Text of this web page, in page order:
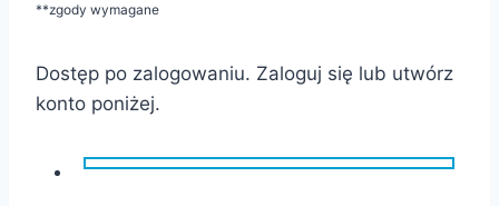
**zgody wymagane
Dostęp po zalogowaniu. Zaloguj się lub utwórz
konto poniżej.